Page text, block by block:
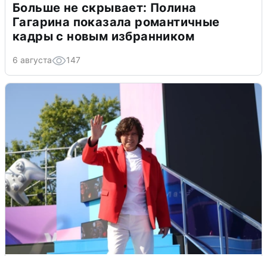
Больше не скрывает: Полина
Гагарина показала романтичные
кадры с новым избранником
6 августа 147